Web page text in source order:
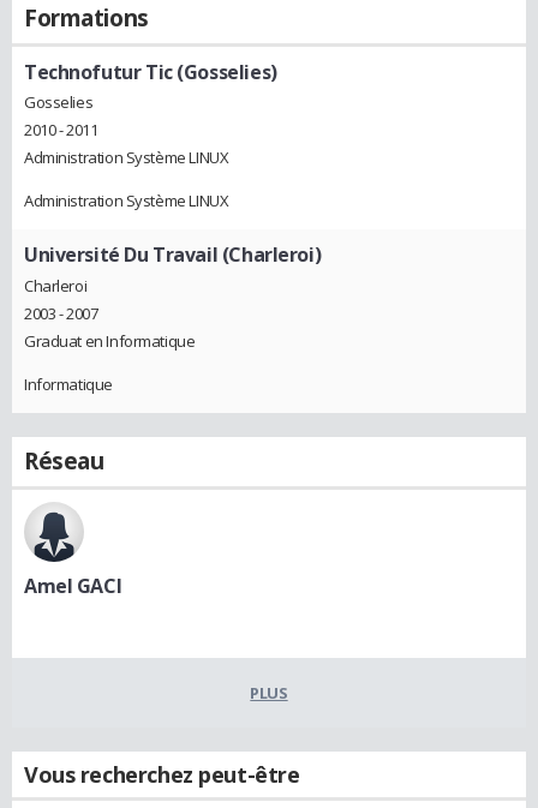
Formations
Technofutur Tic (Gosselies)
Gosselies
2010 - 2011
Administration Système LINUX
Administration Système LINUX
Université Du Travail (Charleroi)
Charleroi
2003 - 2007
Graduat en Informatique
Informatique
Réseau
Amel GACI
PLUS
Vous recherchez peut-être